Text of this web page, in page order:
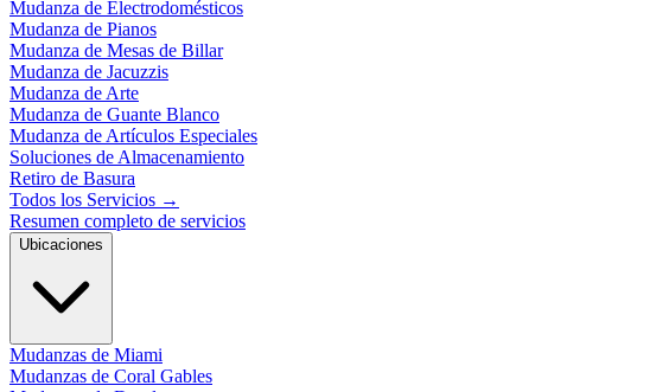
Mudanza de Electrodomésticos
Mudanza de Pianos
Mudanza de Mesas de Billar
Mudanza de Jacuzzis
Mudanza de Arte
Mudanza de Guante Blanco
Mudanza de Artículos Especiales
Soluciones de Almacenamiento
Retiro de Basura
Todos los Servicios →
Resumen completo de servicios
Ubicaciones
Mudanzas de Miami
Mudanzas de Coral Gables